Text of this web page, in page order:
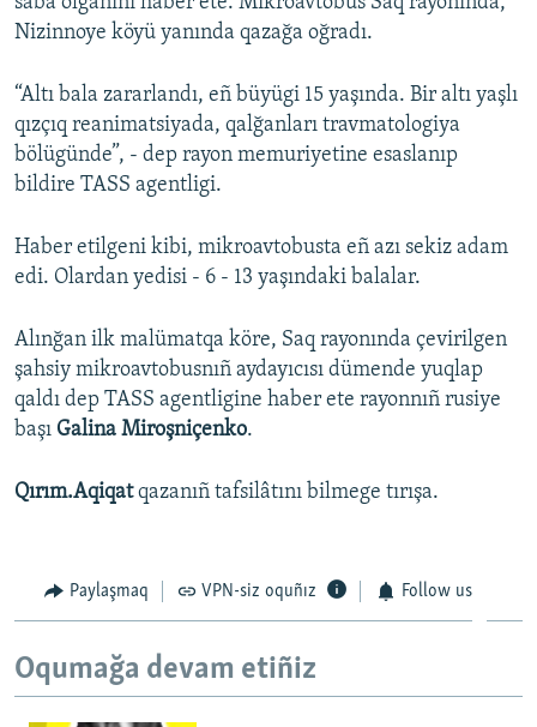
Українською
QOŞULIÑIZ!
Nizinnoye köyü yanında qazağa oğradı.
“Altı bala zararlandı, eñ büyügi 15 yaşında. Bir altı yaşlı
qızçıq reanimatsiyada, qalğanları travmatologiya
bölügünde”, - dep rayon memuriyetine esaslanıp
bildire TASS agentligi.
Haber etilgeni kibi, mikroavtobusta eñ azı sekiz adam
edi. Olardan yedisi - 6 - 13 yaşındaki balalar.
Alınğan ilk malümatqa köre, Saq rayonında çevirilgen
şahsiy mikroavtobusnıñ aydayıcısı dümende yuqlap
qaldı dep TASS agentligine haber ete rayonnıñ rusiye
başı Galina Miroşniçenko.
Qırım.Aqiqatqazanıñ tafsilâtını bilmege tırışa.
Paylaşmaq VPN-siz oquñız Follow us
Oqumağa devam etiñiz